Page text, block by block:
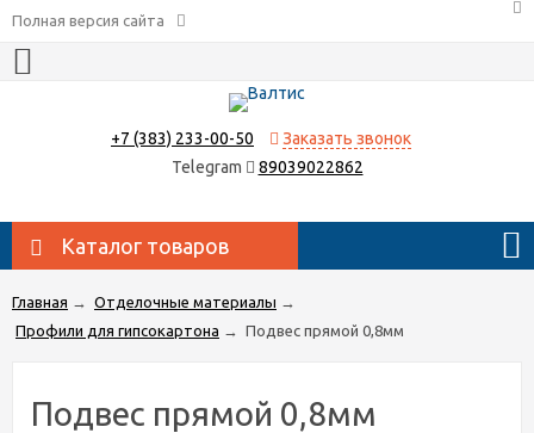
Полная версия сайта
+7 (383) 233-00-50
Заказать звонок
Telegram
89039022862
Каталог товаров
Главная → Отделочные материалы →
Профили для гипсокартона → Подвес прямой 0,8мм
Подвес прямой 0,8мм